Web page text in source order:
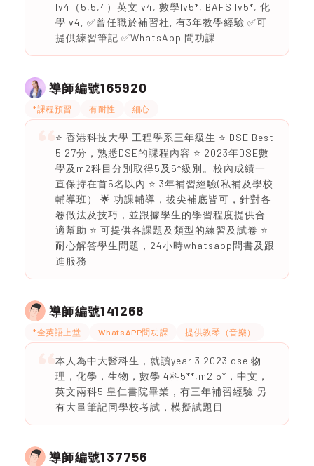
lv4（5,5,4）英文lv4, 數學lv5*, BAFS lv5*, 化
學lv4, ✅曾任職於補習社, 有3年教學經驗 ✅可
提供練習筆記 ✅WhatsApp 問功課
導師編號165920
*課程預習 有耐性 細心
⭐️ 香港科技大學 工程學系三年級生 ⭐️ DSE Best
5 27分，熟悉DSE的課程內容 ⭐️ 2023年DSE數
學及m2科目分別取得5及5*級別。校內成績一
直保持在首5名以內 ⭐️ 3年補習經驗(私補及學校
輔導班） 🌟 功課輔導，拔尖補底皆可，針對各
卷做法及技巧，並跟據學生的學習程度提供合
適幫助 ⭐️ 可提供各課題及類型的練習及試卷 ⭐️
耐心解答學生問題，24小時whatsapp問書及跟
進服務
導師編號141268
*全英語上堂 WhatsAPP問功課 提供教琴（音樂）
本人為中大醫科生，就讀year 3 2023 dse 物
理，化學，生物，數學 4科5**,m2 5*，中文，
英文兩科5 皇仁書院畢業，有三年補習經驗 另
有大量筆記同學校考試，模擬試題目
導師編號137756